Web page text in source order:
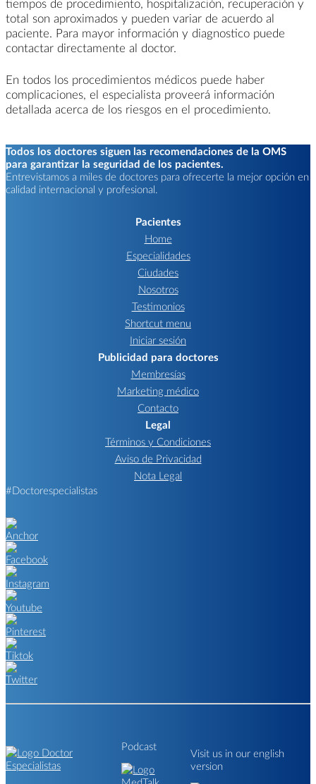
total son aproximados y pueden variar de acuerdo al
paciente. Para mayor información y diagnostico puede
contactar directamente al doctor.
En todos los procedimientos médicos puede haber
complicaciones, el especialista proveerá información
detallada acerca de los riesgos en el procedimiento.
Todos los doctores siguen las recomendaciones de la OMS
para garantizar la seguridad de los pacientes.
Entrevistamos a miles de doctores para ofrecerte la mejor opción en
calidad internacional y profesional.
Pacientes
Home
Especialidades
Ciudades
Nosotros
Testimonios
Shortcut menu
Iniciar sesión
Publicidad para doctores
Membresías
Marketing médico
Contacto
Legal
Términos y Condiciones
Aviso de Privacidad
Nota Legal
#Doctorespecialistas
Podcast
Visit us in our english
version